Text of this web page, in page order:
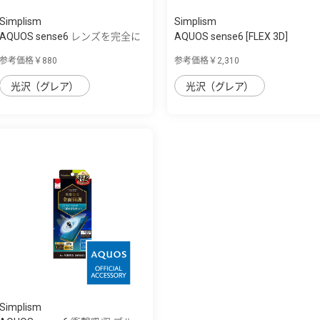
Simplism
AQUOS sense6 レンズを完全に
参考価格￥880
光沢（グレア）
Simplism
AQUOS sense6 [FLEX 3D]
参考価格￥2,310
光沢（グレア）
Simplism